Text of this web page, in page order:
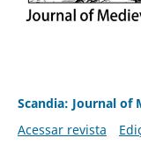
Scandia: Journal of
Acessar revista